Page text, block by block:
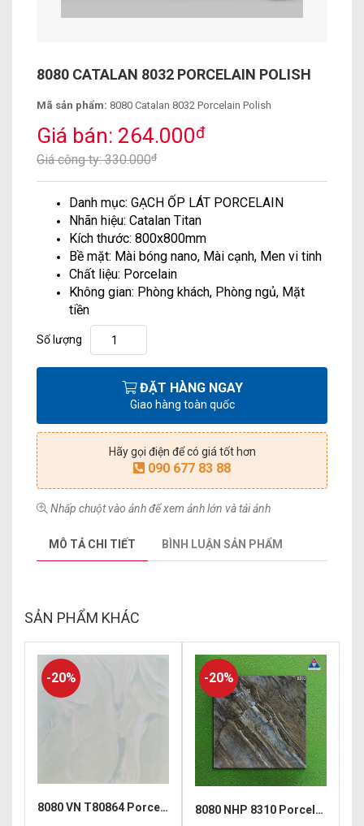
8080 CATALAN 8032 PORCELAIN POLISH
Mã sản phẩm: 8080 Catalan 8032 Porcelain Polish
Giá bán: 264.000đ
Giá công ty: 330.000đ
Danh mục: GẠCH ỐP LÁT PORCELAIN
Nhãn hiệu: Catalan Titan
Kích thước: 800x800mm
Bề mặt: Mài bóng nano, Mài cạnh, Men vi tinh
Chất liệu: Porcelain
Không gian: Phòng khách, Phòng ngủ, Mặt
tiền
Số lượng
ĐẶT HÀNG NGAY
Giao hàng toàn quốc
Hãy gọi điện để có giá tốt hơn
090 677 83 88
Nhấp chuột vào ảnh để xem ảnh lớn và tải ảnh
MÔ TẢ CHI TIẾT BÌNH LUẬN SẢN PHẨM
SẢN PHẨM KHÁC
-20%
8080 VN T80864 Porcelain Polish
-20%
8080 NHP 8310 Porcelain Polish